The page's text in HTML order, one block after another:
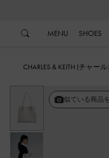
MENU SHOES
CHARLES & KEITH (チャー
似ている商品